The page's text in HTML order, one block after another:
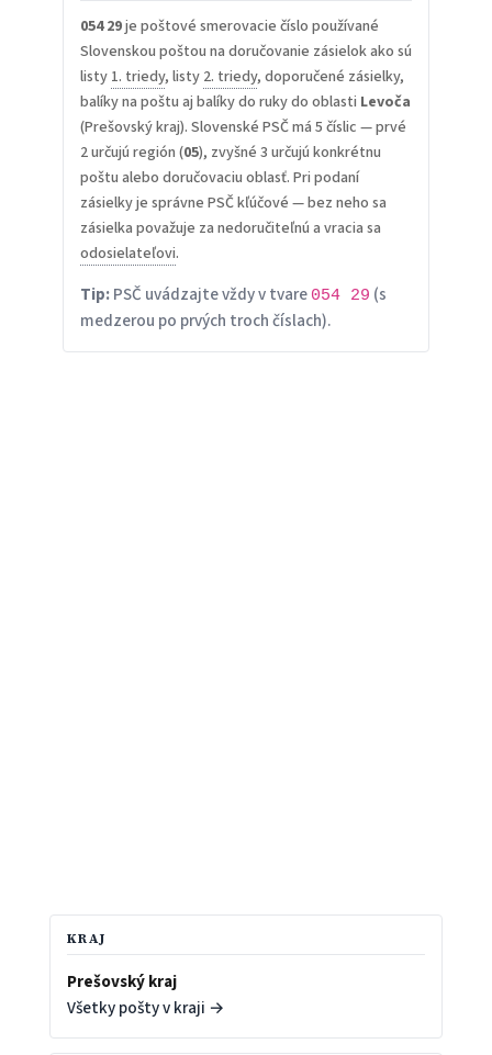
054 29je poštové smerovacie číslo používané
Slovenskou poštou na doručovanie zásielok ako sú
listy 1. triedy, listy 2. triedy, doporučené zásielky,
balíky na poštu aj balíky do ruky do oblasti Levoča
(Prešovský kraj). Slovenské PSČ má 5 číslic — prvé
2 určujú región (05), zvyšné 3 určujú konkrétnu
poštu alebo doručovaciu oblasť. Pri podaní
zásielky je správne PSČ kľúčové — bez neho sa
zásielka považuje za nedoručiteľnú a vracia sa
odosielateľovi.
Tip:PSČ uvádzajte vždy v tvare 054 29 (s
medzerou po prvých troch číslach).
KRAJ
Prešovský kraj
Všetky pošty v kraji →